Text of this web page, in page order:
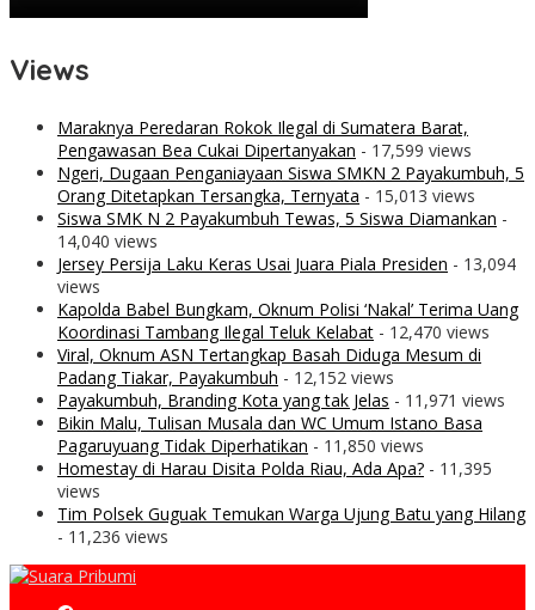
Views
Maraknya Peredaran Rokok Ilegal di Sumatera Barat,
Pengawasan Bea Cukai Dipertanyakan - 17,599 views
Ngeri, Dugaan Penganiayaan Siswa SMKN 2 Payakumbuh, 5
Orang Ditetapkan Tersangka, Ternyata - 15,013 views
Siswa SMK N 2 Payakumbuh Tewas, 5 Siswa Diamankan -
14,040 views
Jersey Persija Laku Keras Usai Juara Piala Presiden - 13,094
views
Kapolda Babel Bungkam, Oknum Polisi ‘Nakal’ Terima Uang
Koordinasi Tambang Ilegal Teluk Kelabat - 12,470 views
Viral, Oknum ASN Tertangkap Basah Diduga Mesum di
Padang Tiakar, Payakumbuh - 12,152 views
Payakumbuh, Branding Kota yang tak Jelas - 11,971 views
Bikin Malu, Tulisan Musala dan WC Umum Istano Basa
Pagaruyuang Tidak Diperhatikan - 11,850 views
Homestay di Harau Disita Polda Riau, Ada Apa? - 11,395
views
Tim Polsek Guguak Temukan Warga Ujung Batu yang Hilang
- 11,236 views